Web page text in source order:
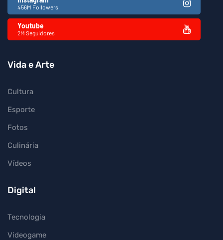
456M Followers
Youtube
2M Seguidores
Vida e Arte
Cultura
Esporte
Fotos
Culinária
Vídeos
Digital
Tecnologia
Videogame